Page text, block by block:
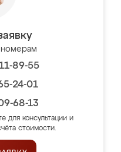
номерам
89-55
24-01
68-13
для консультации и
стоимости.